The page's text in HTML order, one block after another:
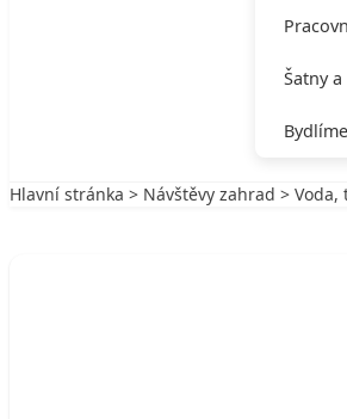
Šatny
Bydlíme
Hlavní stránka > Návštěvy zahrad >